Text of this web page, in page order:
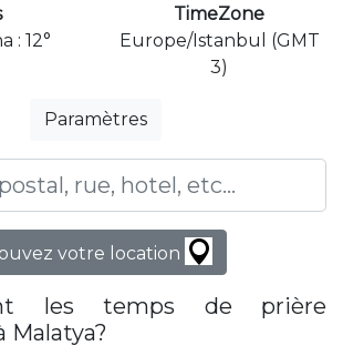
: 12°
TimeZone
Europe/Istanbul (GMT
3)
Paramètres
votre location
les temps de prière
Malatya?